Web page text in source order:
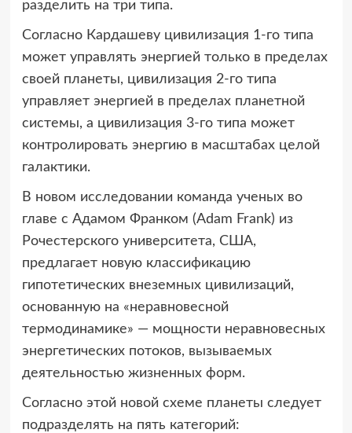
разделить на три типа.
Согласно Кардашеву цивилизация 1-го типа
может управлять энергией только в пределах
своей планеты, цивилизация 2-го типа
управляет энергией в пределах планетной
системы, а цивилизация 3-го типа может
контролировать энергию в масштабах целой
галактики.
В новом исследовании команда ученых во
главе с Адамом Франком (Adam Frank) из
Рочестерского университета, США,
предлагает новую классификацию
гипотетических внеземных цивилизаций,
основанную на «неравновесной
термодинамике» — мощности неравновесных
энергетических потоков, вызываемых
деятельностью жизненных форм.
Согласно этой новой схеме планеты следует
подразделять на пять категорий: